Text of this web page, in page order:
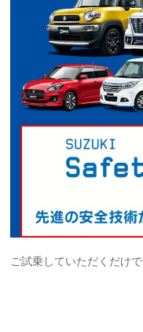
ご試乗していただくだけで